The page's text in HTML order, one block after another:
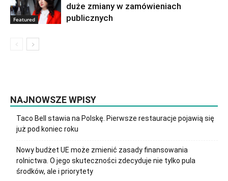
Featured
duże zmiany w zamówieniach
publicznych
NAJNOWSZE WPISY
Taco Bell stawia na Polskę. Pierwsze restauracje pojawią się
już pod koniec roku
Nowy budżet UE może zmienić zasady finansowania
rolnictwa. O jego skuteczności zdecyduje nie tylko pula
środków, ale i priorytety